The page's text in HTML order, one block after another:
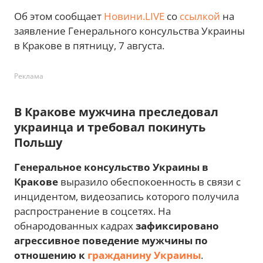
Об этом сообщает Новини.LIVE со ссылкой на
заявление Генерального консульства Украины
в Кракове в пятницу, 7 августа.
Реклама
В Кракове мужчина преследовал
украинца и требовал покинуть
Польшу
Генеральное консульство Украины в
Кракове выразило обеспокоенность в связи с
инцидентом, видеозапись которого получила
распространение в соцсетях. На
обнародованных кадрахзафиксировано
агрессивное поведение мужчины по
отношению к гражданину Украины.